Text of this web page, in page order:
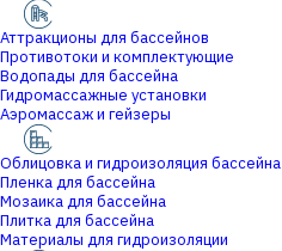
Аттракционы для бассейнов
Противотоки и комплектующие
Водопады для бассейна
Гидромассажные установки
Аэромассаж и гейзеры
Облицовка и гидроизоляция бассейна
Пленка для бассейна
Мозаика для бассейна
Плитка для бассейна
Материалы для гидроизоляции